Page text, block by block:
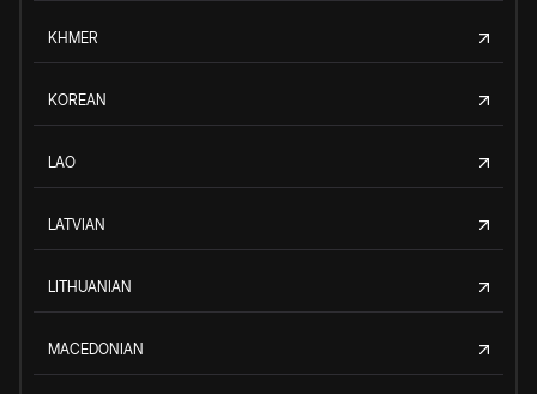
KHMER
KOREAN
LAO
LATVIAN
LITHUANIAN
MACEDONIAN